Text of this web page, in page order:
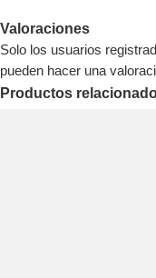
Valoraciones
Solo los usuarios
pueden hacer una
Productos